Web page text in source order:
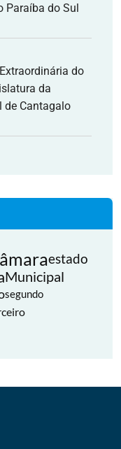
Paraíba do Sul
do
da
de Cantagalo
estado
Municipal
segundo